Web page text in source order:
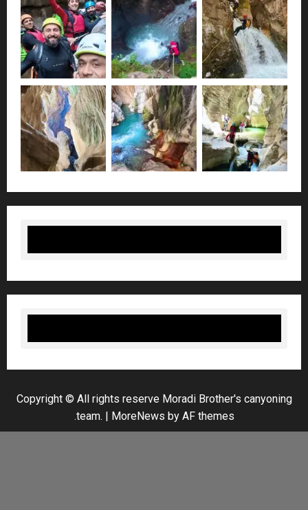
Copyright © All rights reserve Moradi Brother's
team.|MoreNewsby AF themes.